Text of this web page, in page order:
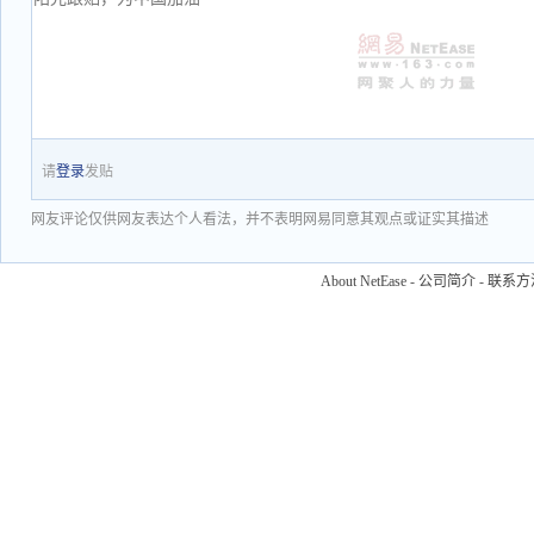
请登录发贴
网友评论仅供网友表达个人看法，并不表明网易同意其观点或证实其描述
About NetEase - 公司简介 - 联系方